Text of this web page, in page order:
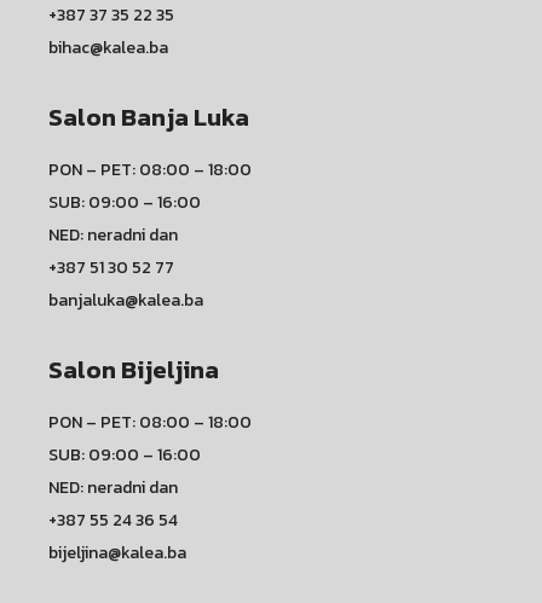
+387 37 35 22 35
bihac@kalea.ba
Salon Banja Luka
PON – PET: 08:00 – 18:00
SUB: 09:00 – 16:00
NED: neradni dan
+387 51 30 52 77
banjaluka@kalea.ba
Salon Bijeljina
PON – PET: 08:00 – 18:00
SUB: 09:00 – 16:00
NED: neradni dan
+387 55 24 36 54
bijeljina@kalea.ba